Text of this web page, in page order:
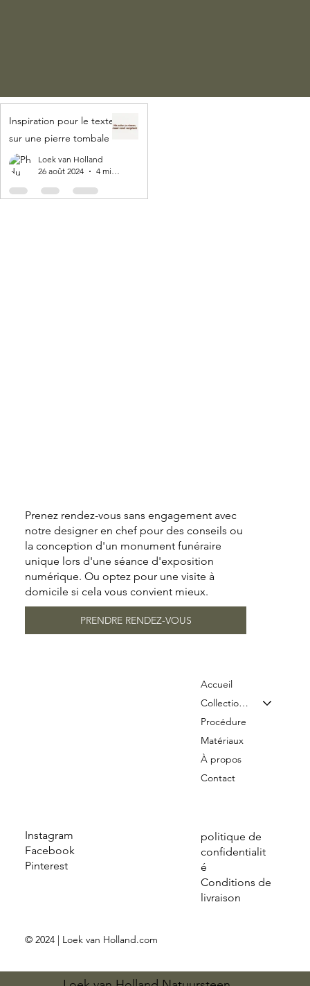
Inspiration pour le texte
sur une pierre tombale
Loek van Holland
26 août 2024
4 min de lecture
Instagram
Facebook
Pinterest
politique de
confidentialit
é
Conditions de
livraison
Accueil
Collection & Tarifs
Procédure
Matériaux
À propos
Contact
© 2024 | Loek van Holland.com
Prenez rendez-vous sans engagement avec
notre designer en chef pour des conseils ou
la conception d'un monument funéraire
unique lors d'une séance d'exposition
numérique. Ou optez pour une visite à
domicile si cela vous convient mieux.
PRENDRE RENDEZ-VOUS